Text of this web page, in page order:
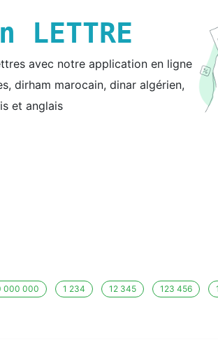
LETTRE
avec notre application en ligne
dirham marocain, dinar algérien,
et anglais
000 000 1 234 12 345 123 456